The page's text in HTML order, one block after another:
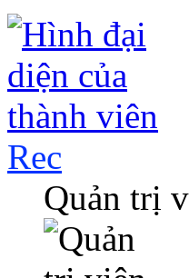
Rec
Quản trị